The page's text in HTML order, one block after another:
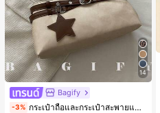
14
Bagify
-3% กระเป๋าถือและกระเป๋าสะพายแฟชั่นใหม่ ตกแต่งด้วยเข็มขัด เหมาะสำหรับงานปาร์ตี้ การรวมตัว การออกไปข้างนอก การท่องเที่ยว การช้อปปิ้ง และการใช้งานประจำวัน สามารถเก็บเหรียญ โทรศัพท์ เหมาะสำหรับกระเป๋าทำงานของพนักงานออฟฟิศ นักศึกษามหาวิทยาลัย และพนักงานออฟฟิศ กระเป๋าผู้หญิงที่หรูหรา